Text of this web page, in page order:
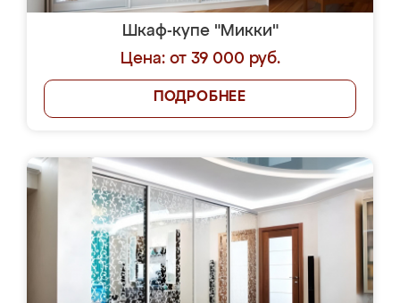
Шкаф-купе "Микки"
Цена: от 39 000 руб.
ПОДРОБНЕЕ